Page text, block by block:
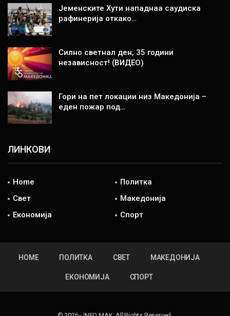
Јеменските Хути нападнаа саудиска
рафинерија откако…
Силно светнал ден, 35 години
независност! (ВИДЕО)
Гори на пет локации низ Македонија –
еден пожар под…
ЛИНКОВИ
Home
Политка
Свет
Македонија
Економија
Спорт
HOME ПОЛИТКА СВЕТ МАКЕДОНИЈА
ЕКОНОМИЈА СПОРТ